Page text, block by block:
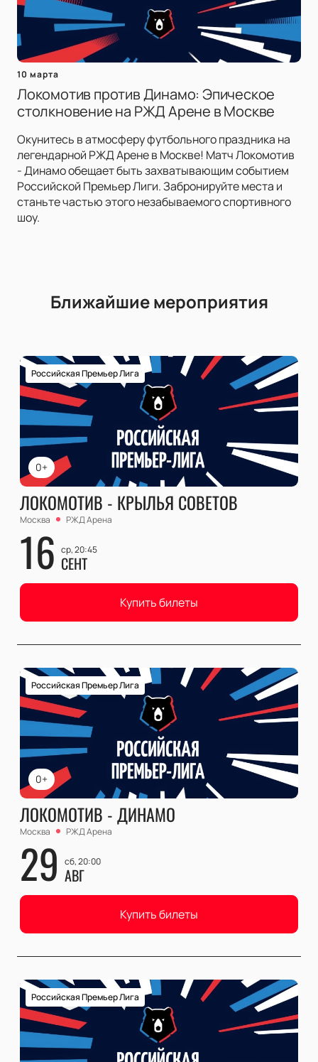
10 марта
Локомотив против Динамо: Эпическое
столкновение на РЖД Арене в Москве
Окунитесь в атмосферу футбольного праздника на
легендарной РЖД Арене в Москве! Матч Локомотив
- Динамо обещает быть захватывающим событием
Российской Премьер Лиги. Забронируйте места и
станьте частью этого незабываемого спортивного
шоу.
Ближайшие мероприятия
0+
Российская Премьер Лига
ЛОКОМОТИВ - КРЫЛЬЯ СОВЕТОВ
Москва РЖД Арена
16 ср, 20:45
СЕНТ
Купить билеты
0+
Российская Премьер Лига
ЛОКОМОТИВ - ДИНАМО
Москва РЖД Арена
29 сб, 20:00
АВГ
Купить билеты
Российская Премьер Лига